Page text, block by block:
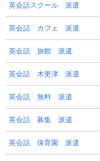
英会話スクール 派遣
英会話 カフェ 派遣
英会話 旅館 派遣
英会話 木更津 派遣
英会話 無料 派遣
英会話 募集 派遣
英会話 保育園 派遣